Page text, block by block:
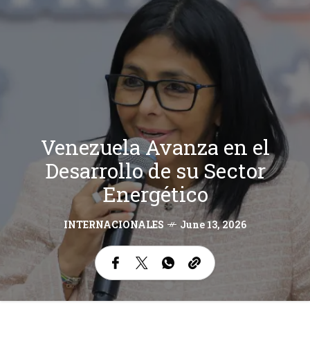
Venezuela Avanza en el
Desarrollo de su Sector
Energético
INTERNACIONALES June 13, 2026